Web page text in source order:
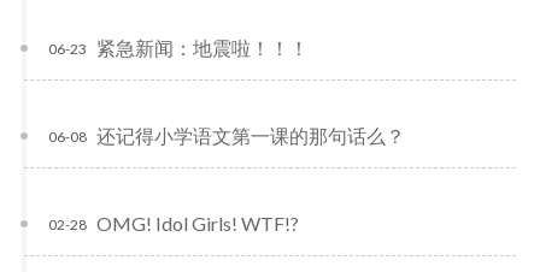
紧急新闻：地震啦！！！
06-23
还记得小学语文第一课的那句话么？
06-08
OMG! Idol Girls! WTF!?
02-28